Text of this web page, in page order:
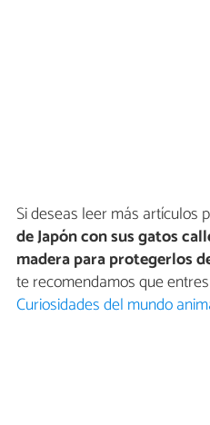
Si deseas leer más artículos
de Japón con sus gatos
madera para protegerlos
te recomendamos que
Curiosidades del mundo